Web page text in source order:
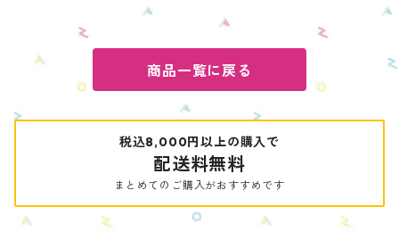
商品一覧に戻る
税込8,000円以上の購入で
配送料無料
まとめてのご購入がおすすめです